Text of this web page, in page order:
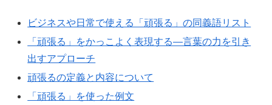
ビジネスや日常で使える「頑張る」の同義語リスト
「頑張る」をかっこよく表現する—言葉の力を引き
出すアプローチ
頑張るの定義と内容について
「頑張る」を使った例文